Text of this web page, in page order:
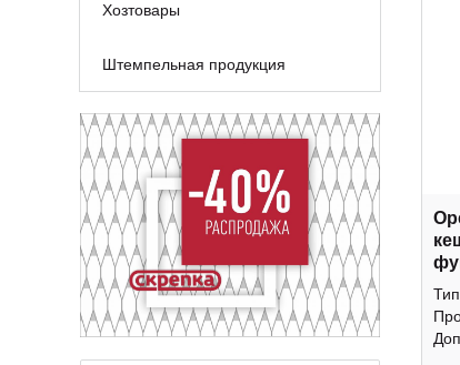
Хозтовары
Штемпельная продукция
КДВ